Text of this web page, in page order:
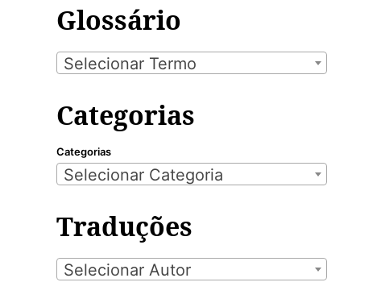
Glossário
Selecionar Termo
Categorias
Categorias
Selecionar Categoria
Traduções
Selecionar Autor